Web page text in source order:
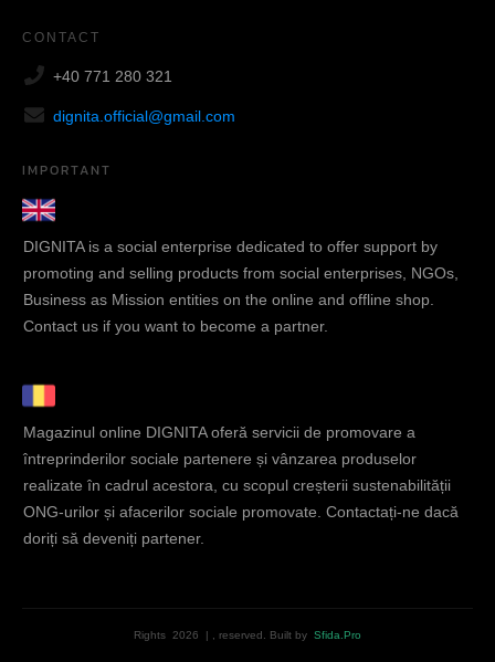
CONTACT
+40 771 280 321
dignita.official@gmail.com
IMPORTANT
DIGNITA is a social enterprise dedicated to offer support by
promoting and selling products from social enterprises, NGOs,
Business as Mission entities on the online and offline shop.
Contact us if you want to become a partner.
Magazinul online DIGNITA oferă servicii de promovare a
întreprinderilor sociale partenere și vânzarea produselor
realizate în cadrul acestora, cu scopul creșterii sustenabilității
ONG-urilor și afacerilor sociale promovate. Contactați-ne dacă
doriți să deveniți partener.
Rights 2026 | , reserved. Built by Sfida.Pro